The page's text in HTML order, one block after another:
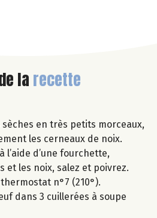
larecette
sèches en très petits morceaux,
les cerneaux de noix.
l’aide d’une fourchette,
et les noix, salez et poivrez.
n°7 (210°).
dans 3 cuillerées à soupe